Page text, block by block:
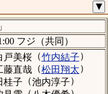
▼
フジ（共同）
戸美桜（竹内結子）
藤直哉（松田翔太）
桂子 （池内淳子）